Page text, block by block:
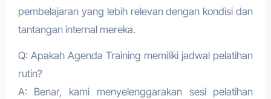
pembelajaran yang lebih relevan dengan kondisi dan
tantangan internal mereka.
Q: Apakah Agenda Training memiliki jadwal pelatihan
rutin?
A: Benar, kami menyelenggarakan sesi pelatihan